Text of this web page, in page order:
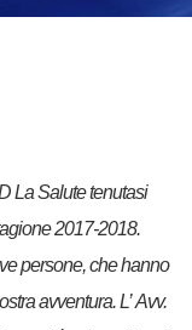
La Salute tenutasi
2017-2018.
persone, che hanno
avventura. L’Avv.